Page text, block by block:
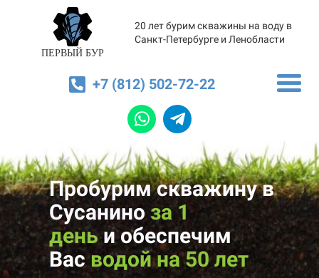
ПЕРВЫЙ БУР
20 лет бурим скважины на воду в
Санкт-Петербурге и Ленобласти
+7 (812) 502-72-22
Пробурим скважину в
Сусанино за 1
деньиобеспечим
Васводой на 50 лет